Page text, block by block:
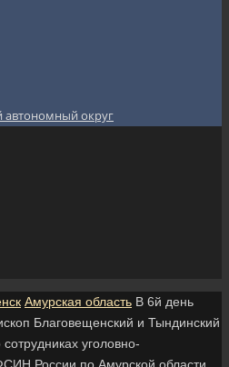
округ
Амурская область В 6й день
Благовещенский и Тындинский
уголовно-